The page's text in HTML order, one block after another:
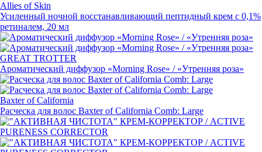
Allies of Skin
Усиленный ночной восстанавливающий пептидный крем с 0,1%
ретиналем, 20 мл
GREAT TROTTER
Ароматический диффузор «Morning Rose» / «Утренняя роза»
Baxter of California
Расческа для волос Baxter of California Сomb: Large